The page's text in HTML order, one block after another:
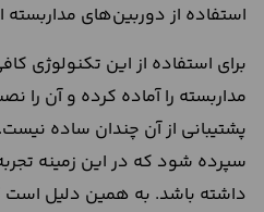
استفاده از دوربین‌های
برای استفاده از این تکنولوژی
مداربسته را آماده کرده و آن را
پشتیبانی از آن چندان ساده
سپرده شود که در این زمینه
داشته باشد. به همین دلیل